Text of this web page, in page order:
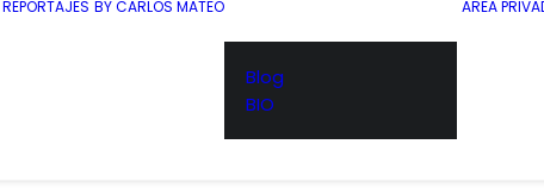
REPORTAJES BY CARLOS MATEO
Blog
BIO
AREA